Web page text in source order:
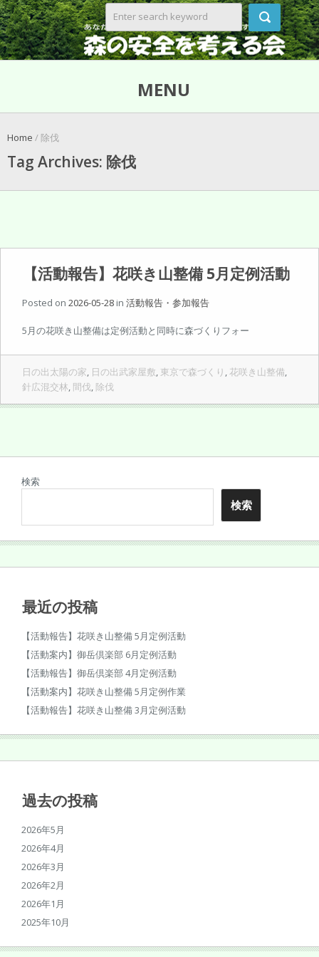
MENU
Home / 除伐
Tag Archives: 除伐
【活動報告】花咲き山整備 5月定例活動
Posted on 2026-05-28 in 活動報告・参加報告
5月の花咲き山整備は定例活動と同時に森づくりフォー
日の出太陽の家, 日の出武家屋敷, 東京で森づくり ,花咲き山整備,
針広混交林, 間伐, 除伐
検索
検索
最近の投稿
【活動報告】花咲き山整備 5月定例活動
【活動案内】御岳倶楽部 6月定例活動
【活動報告】御岳倶楽部 4月定例活動
【活動案内】花咲き山整備 5月定例作業
【活動報告】花咲き山整備 3月定例活動
過去の投稿
2026年5月
2026年4月
2026年3月
2026年2月
2026年1月
2025年10月